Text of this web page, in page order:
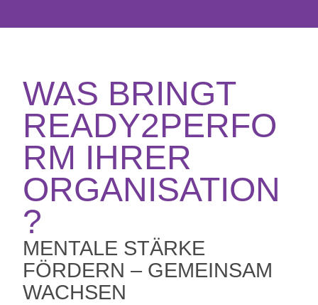
WAS BRINGT
READY2PERFO
RM IHRER
ORGANISATION
?
MENTALE STÄRKE
FÖRDERN – GEMEINSAM
WACHSEN